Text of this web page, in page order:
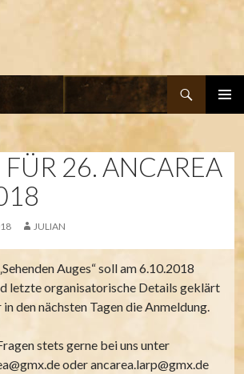
26. ANCAREA
JULIAN
Auges“ soll am 6.10.2018
letzte organisatorische Details geklärt
den nächsten Tagen die Anmeldung.
stets gerne bei uns unter
oder ancarea.larp@gmx.de